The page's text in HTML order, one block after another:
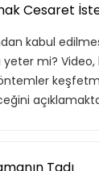
Cesaret
kabul
yeter mi? Video,